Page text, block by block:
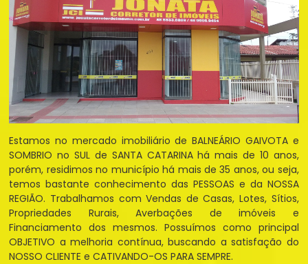
Estamos no mercado imobiliário de BALNEÁRIO GAIVOTA e
SOMBRIO no SUL de SANTA CATARINA há mais de 10 anos,
porém, residimos no município há mais de 35 anos, ou seja,
temos bastante conhecimento das PESSOAS e da NOSSA
REGIÃO. Trabalhamos com Vendas de Casas, Lotes, Sítios,
Propriedades Rurais, Averbações de imóveis e
Financiamento dos mesmos. Possuímos como principal
OBJETIVO a melhoria contínua, buscando a satisfação do
NOSSO CLIENTE e CATIVANDO-OS PARA SEMPRE.